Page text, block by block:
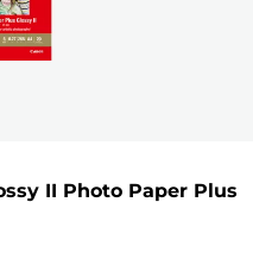
II Photo Paper Plus